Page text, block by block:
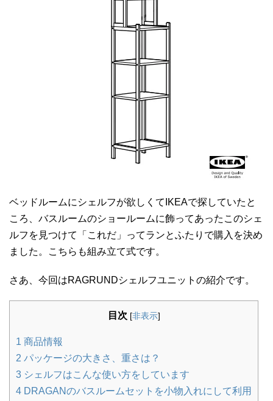
ベッドルームにシェルフが欲しくてIKEAで探していたと
ころ、バスルームのショールームに飾ってあったこのシェ
ルフを見つけて「これだ」ってランとふたりで購入を決め
ました。こちらも組み立て式です。
さあ、今回はRAGRUNDシェルフユニットの紹介です。
目次 [非表示]
1 商品情報
2 パッケージの大きさ、重さは？
3 シェルフはこんな使い方をしています
4 DRAGANのバスルームセットを小物入れにして利用